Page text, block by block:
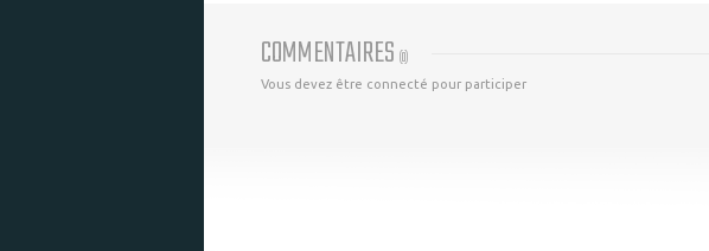
COMMENTAIRES (0)
Vous devez être connecté pour participer